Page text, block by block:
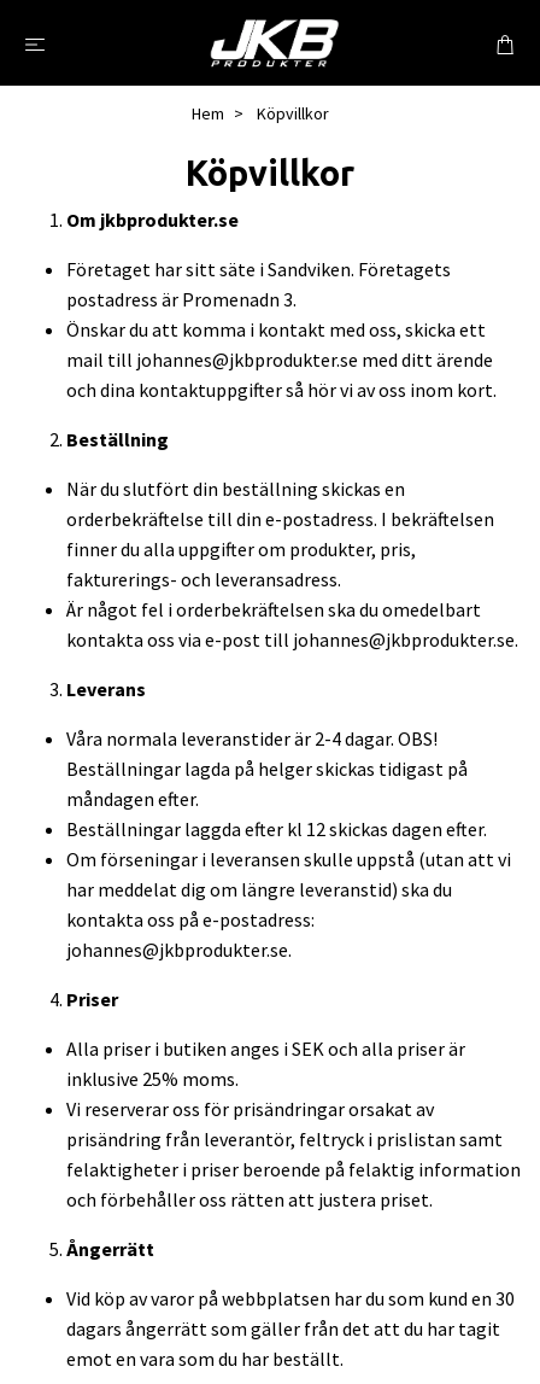
Hem Köpvillkor
Köpvillkor
Om jkbprodukter.se
Företaget har sitt säte i Sandviken. Företagets
postadress är Promenadn 3.
Önskar du att komma i kontakt med oss, skicka ett
mail till johannes@jkbprodukter.se med ditt ärende
och dina kontaktuppgifter så hör vi av oss inom kort.
Beställning
När du slutfört din beställning skickas en
orderbekräftelse till din e-postadress. I bekräftelsen
finner du alla uppgifter om produkter, pris,
fakturerings- och leveransadress.
Är något fel i orderbekräftelsen ska du omedelbart
kontakta oss via e-post till johannes@jkbprodukter.se.
Leverans
Våra normala leveranstider är 2-4 dagar. OBS!
Beställningar lagda på helger skickas tidigast på
måndagen efter.
Beställningar laggda efter kl 12 skickas dagen efter.
Om förseningar i leveransen skulle uppstå (utan att vi
har meddelat dig om längre leveranstid) ska du
kontakta oss på e-postadress:
johannes@jkbprodukter.se.
Priser
Alla priser i butiken anges i SEK och alla priser är
inklusive 25% moms.
Vi reserverar oss för prisändringar orsakat av
prisändring från leverantör, feltryck i prislistan samt
felaktigheter i priser beroende på felaktig information
och förbehåller oss rätten att justera priset.
Ångerrätt
Vid köp av varor på webbplatsen har du som kund en 30
dagars ångerrätt som gäller från det att du har tagit
emot en vara som du har beställt.